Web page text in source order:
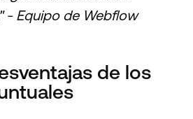
- Equipo de Webflow
de los